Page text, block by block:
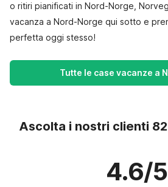
o ritiri pianificati in Nord-Norge,
vacanza a Nord-Norge qui sotto e
perfetta oggi stesso!
Tutte le case vacanze a
Ascolta i nostri clienti
4.6/5